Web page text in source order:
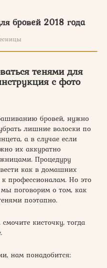
бровей 2018 года
тенями для
с фото
бровей, нужно
лишние волоски по
а в случае если
их аккуратно
Процедуру
как в домашних
профессионалам. Но это
мы поговорим о том, как
поэтапно.
кисточку, тогда
нам понадобится: